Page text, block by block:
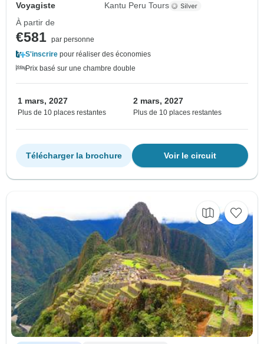
Voyagiste
Kantu Peru Tours
À partir de
€581 par personne
S'inscrire pour réaliser des économies
Prix basé sur une chambre double
1 mars, 2027
Plus de 10 places restantes
2 mars, 2027
Plus de 10 places restantes
Voir le circuit
Télécharger la brochure